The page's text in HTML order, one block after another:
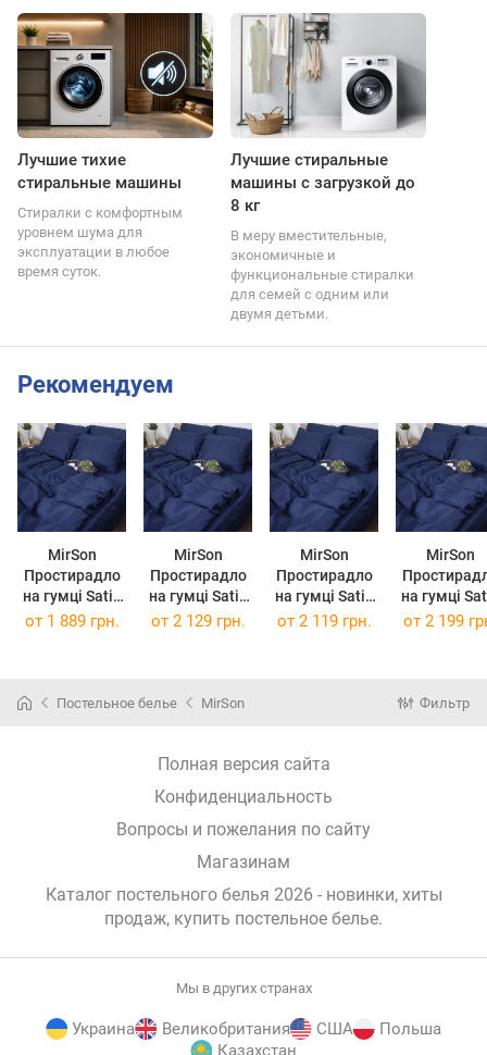
Лучшие тихие
стиральные машины
Стиралки с комфортным
уровнем шума для
эксплуатации в любое
время суток.
Лучшие стиральные
машины с загрузкой до
8 кг
В меру вместительные,
экономичные и
функциональные стиралки
для семей с одним или
двумя детьми.
Рекомендуем
MirSon
Простирадло
на гумці Satin
Premium 4052
MirSon
Простирадло
на гумці Satin
Premium 4052
MirSon
Простирадло
на гумці Satin
Premium 4052
MirSon
на гумці Satin
Premium
от 1 889 грн. от 2 129 грн. от 2 119 грн. от 2 199
Постельное белье MirSon Фильтр
Полная версия сайта
Конфиденциальность
Вопросы и пожелания по сайту
Магазинам
Каталог постельного белья 2026 - новинки, хиты
продаж, купить постельное белье.
Мы в других странах
Украина Великобритания США
Польша
Казахстан